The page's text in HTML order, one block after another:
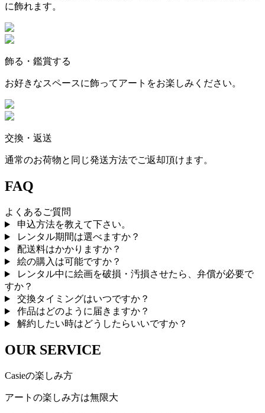
に飾れます。
飾る・鑑賞する
お好きなスペースに飾ってアートをお楽しみください。
交換・返送
通常のお荷物と同じ発送方法でご返却頂けます。
FAQ
よくあるご質問
申込方法を教えて下さい。
レンタル期間は選べますか？
配送料はかかりますか？
絵の購入は可能ですか？
レンタル中に絵画を破損・汚損させたら、弁償が必要で
すか？
交換タイミングはいつですか？
作品はどのように届きますか？
解約したい時はどうしたらいいですか？
OUR SERVICE
Casieの楽しみ方
アートの楽しみ方は無限大